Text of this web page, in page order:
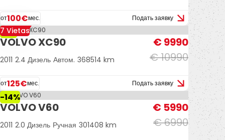
от100€мес. Подать заявку
-9%
7 Vietas
VOLVO XC90
€ 10990
€ 9990
2011 2.4 Дизель Автом. 368514 km
от125€мес. Подать заявку
-14%
VOLVO V60
€ 6990
€ 5990
2011 2.0 Дизель Ручная 301408 km